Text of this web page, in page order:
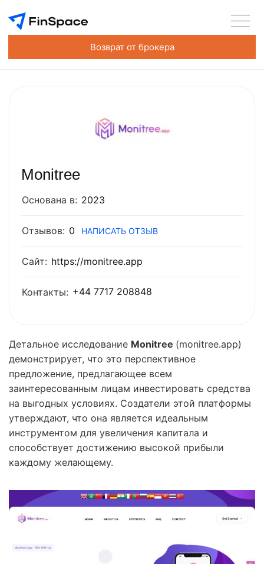
Возврат от брокера
Monitree
Основана в: 2023
Отзывов: 0 НАПИСАТЬ ОТЗЫВ
Сайт: https://monitree.app
Контакты: +44 7717 208848
Детальное исследование Monitree (monitree.app)
демонстрирует, что это перспективное
предложение, предлагающее всем
заинтересованным лицам инвестировать средства
на выгодных условиях. Создатели этой платформы
утверждают, что она является идеальным
инструментом для увеличения капитала и
способствует достижению высокой прибыли
каждому желающему.